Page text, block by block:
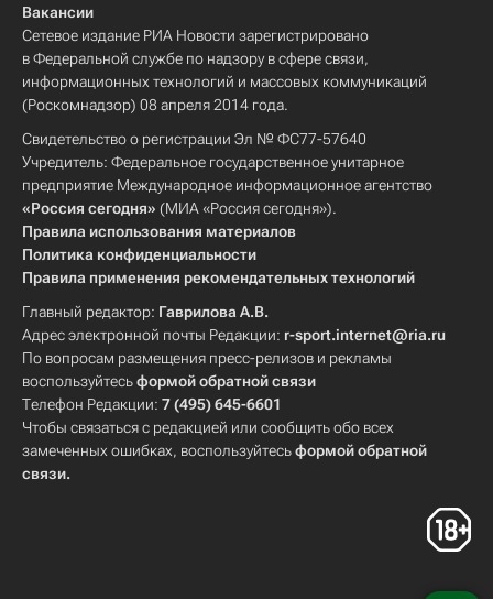
Вакансии
Сетевое издание РИА Новости зарегистрировано
в Федеральной службе по надзору в сфере связи,
информационных технологий и массовых коммуникаций
(Роскомнадзор) 08 апреля 2014 года.
Свидетельство о регистрации Эл № ФС77-57640
Учредитель: Федеральное государственное унитарное
предприятие Международное информационное агентство
«Россия сегодня» (МИА «Россия сегодня»).
Правила использования материалов
Политика конфиденциальности
Правила применения рекомендательных технологий
Главный редактор: Гаврилова А.В.
Адрес электронной почты Редакции: r-sport.internet@ria.ru
По вопросам размещения пресс-релизов и рекламы
воспользуйтесьформой обратной связи
Телефон Редакции: 7 (495) 645-6601
Чтобы связаться с редакцией или сообщить обо всех
замеченных ошибках, воспользуйтесьформой обратной
связи.